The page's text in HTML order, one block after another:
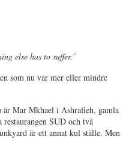
else has to suffer.”
som nu var mer eller mindre
är Mar Mkhael i Ashrafieh, gamla
SUD och två
är ett annat kul ställe. Men